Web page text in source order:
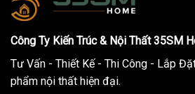
Công Ty Kiến Trúc & Nội Thất 35SM
Tư Vấn - Thiết Kế - Thi Công - Lắp
phẩm nội thất hiện đại.